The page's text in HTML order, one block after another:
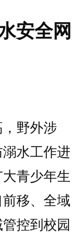
安全网
野外涉
水工作进
青少年生
移、全域
控到校园